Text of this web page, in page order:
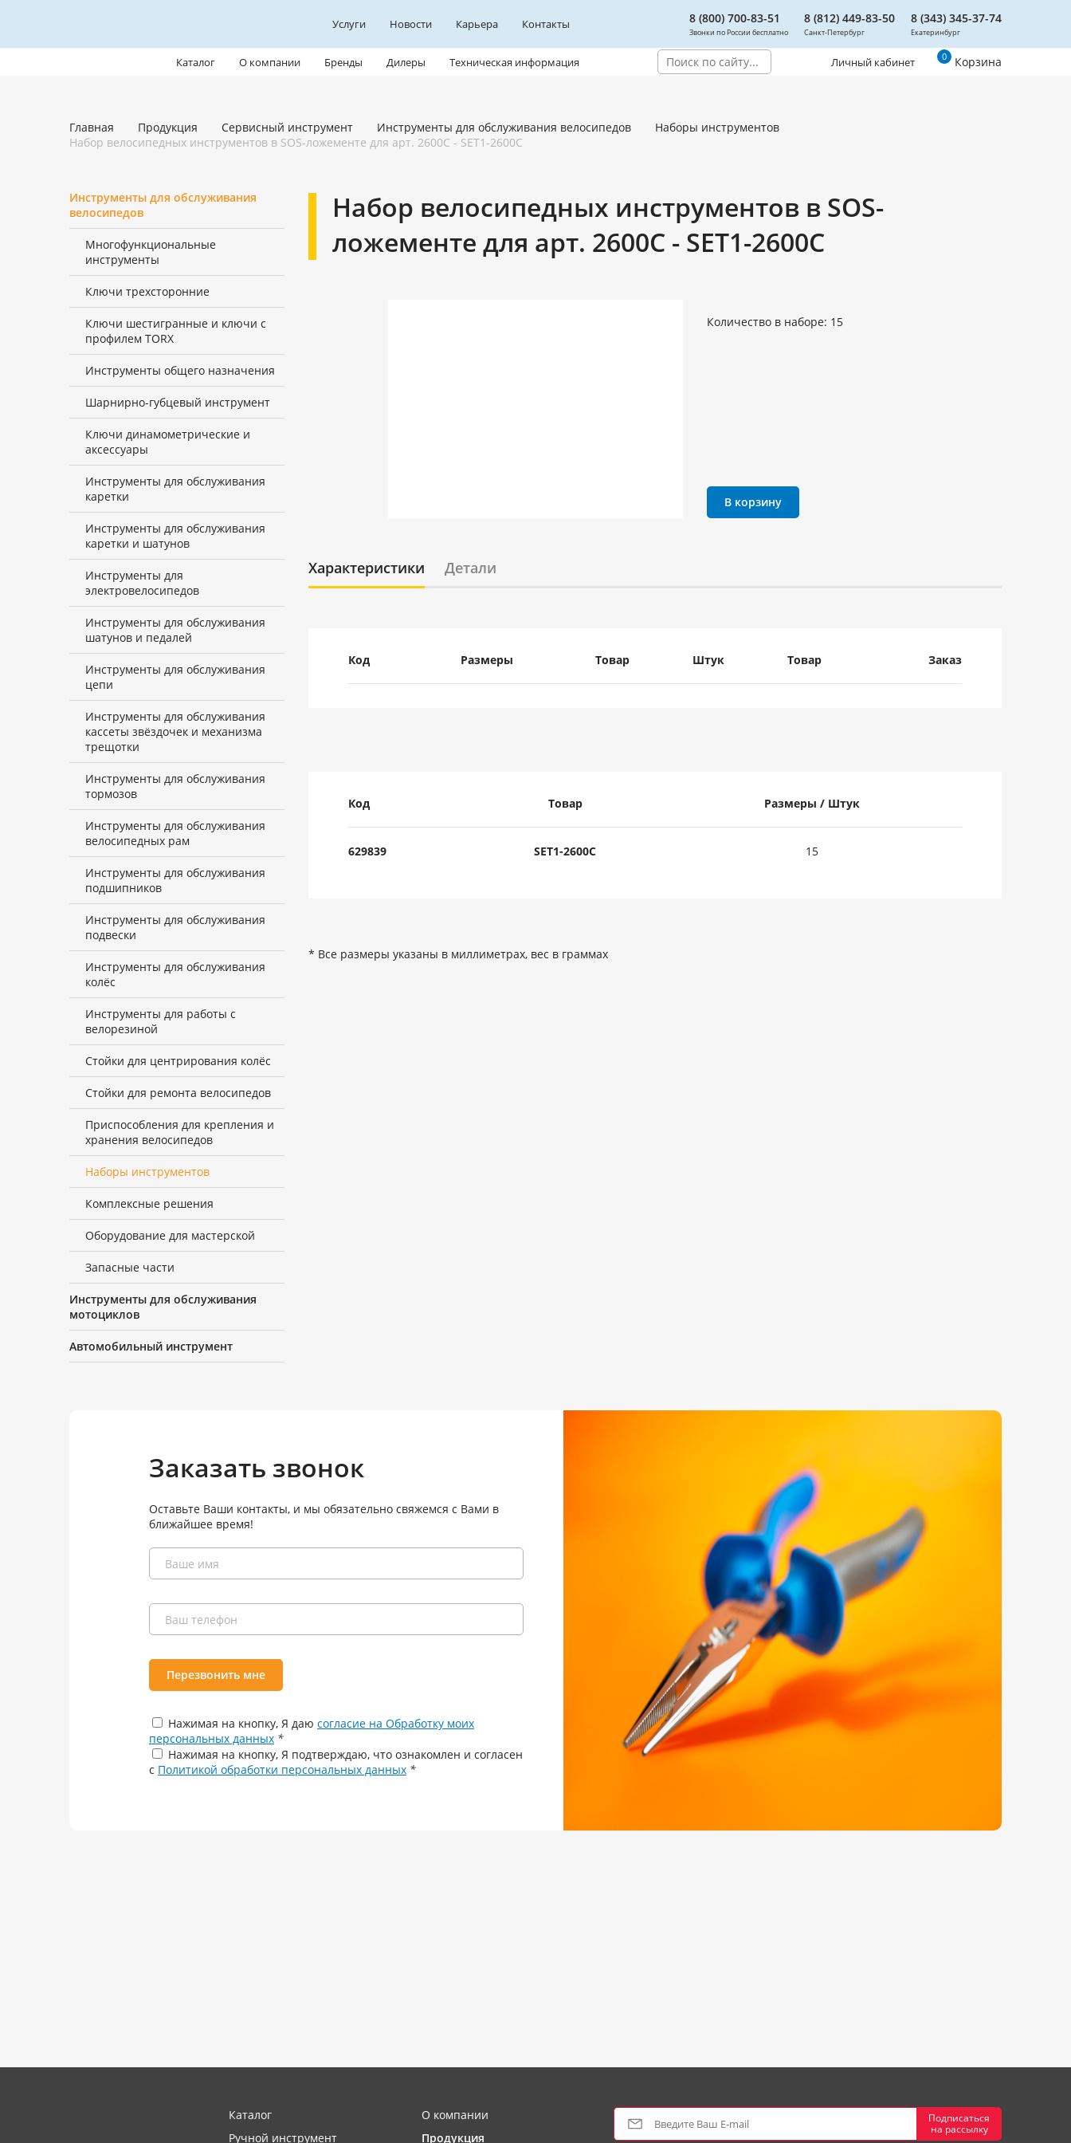
Услуги Новости Карьера Контакты 8 (800) 700-83-51
Звонки по России бесплатно
8 (812) 449-83-50
Санкт-Петербург
8 (343) 345-37-74
Екатеринбург
Каталог О компании Бренды Дилеры Техническая информация Личный кабинет 0 Корзина
Главная Продукция Сервисный инструмент Инструменты для обслуживания велосипедов
Наборы инструментов
Набор велосипедных инструментов в SOS-ложементе для арт. 2600C - SET1-2600C
Инструменты для обслуживания
велосипедов
Многофункциональные
инструменты
Ключи трехсторонние
Ключи шестигранные и ключи с
профилем TORX
Инструменты общего назначения
Шарнирно-губцевый инструмент
Ключи динамометрические и
аксессуары
Инструменты для обслуживания
каретки
Инструменты для обслуживания
каретки и шатунов
Инструменты для
электровелосипедов
Инструменты для обслуживания
шатунов и педалей
Инструменты для обслуживания
цепи
Инструменты для обслуживания
кассеты звёздочек и механизма
трещотки
Инструменты для обслуживания
тормозов
Инструменты для обслуживания
велосипедных рам
Инструменты для обслуживания
подшипников
Инструменты для обслуживания
подвески
Инструменты для обслуживания
колёс
Инструменты для работы с
велорезиной
Стойки для центрирования колёс
Стойки для ремонта велосипедов
Приспособления для крепления и
хранения велосипедов
Наборы инструментов
Комплексные решения
Оборудование для мастерской
Запасные части
Инструменты для обслуживания
мотоциклов
Автомобильный инструмент
Набор велосипедных инструментов в SOS-
ложементе для арт. 2600C - SET1-2600C
Количество в наборе: 15
В корзину
Характеристики Детали
Код Размеры Товар Штук Товар Заказ
Код Товар Размеры / Штук
629839 SET1-2600C 15
* Все размеры указаны в миллиметрах, вес в граммах
Заказать звонок
Оставьте Ваши контакты, и мы обязательно свяжемся с Вами в
ближайшее время!
Перезвонить мне
Нажимая на кнопку, Я даю согласие на Обработку моих
персональных данных *
Нажимая на кнопку, Я подтверждаю, что ознакомлен и согласен
с Политикой обработки персональных данных *
Каталог
Ручной инструмент
О компании
Продукция
Подписаться
на рассылку